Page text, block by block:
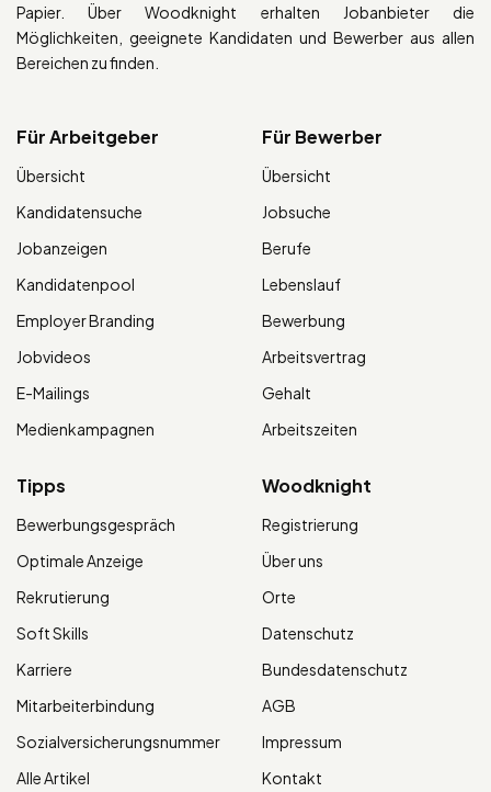
Papier. Über Woodknight erhalten Jobanbieter die
Möglichkeiten, geeignete Kandidaten und Bewerber aus allen
Bereichen zu finden.
Für Arbeitgeber
Übersicht
Kandidatensuche
Jobanzeigen
Kandidatenpool
Employer Branding
Jobvideos
E-Mailings
Medienkampagnen
Für Bewerber
Übersicht
Jobsuche
Berufe
Lebenslauf
Bewerbung
Arbeitsvertrag
Gehalt
Arbeitszeiten
Tipps
Bewerbungsgespräch
Optimale Anzeige
Rekrutierung
Soft Skills
Karriere
Mitarbeiterbindung
Sozialversicherungsnummer
Alle Artikel
Woodknight
Registrierung
Über uns
Orte
Datenschutz
Bundesdatenschutz
AGB
Impressum
Kontakt